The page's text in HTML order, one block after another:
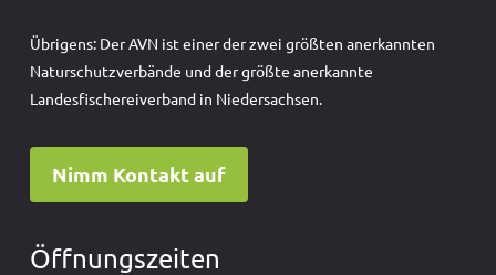
Übrigens: Der AVN ist einer der zwei größten anerkannten
Naturschutzverbände und der größte anerkannte
Landesfischereiverband in Niedersachsen.
Nimm Kontakt auf
Öffnungszeiten